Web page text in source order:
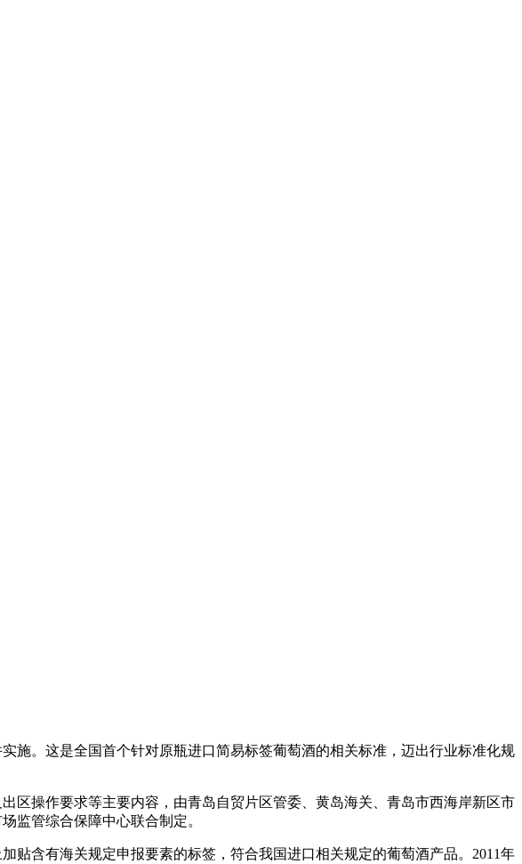
施。这是全国首个针对原瓶进口简易标签葡萄酒的相关标准，迈出行业标准化规
区操作要求等主要内容，由青岛自贸片区管委、黄岛海关、青岛市西海岸新区市
监管综合保障中心联合制定。
贴含有海关规定申报要素的标签，符合我国进口相关规定的葡萄酒产品。2011年